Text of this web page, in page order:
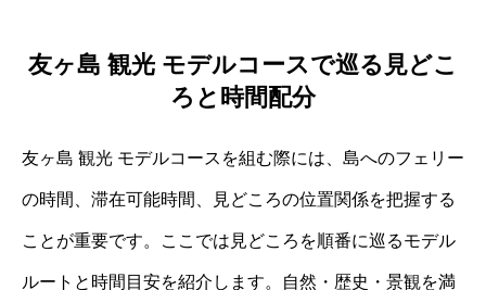
友ヶ島 観光 モデルコースで巡る見どこ
ろと時間配分
友ヶ島 観光 モデルコースを組む際には、島へのフェリー
の時間、滞在可能時間、見どころの位置関係を把握する
ことが重要です。ここでは見どころを順番に巡るモデル
ルートと時間目安を紹介します。自然・歴史・景観を満